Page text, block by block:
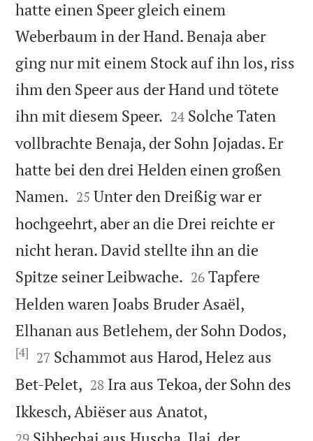
hatte einen Speer gleich einem
Weberbaum in der Hand. Benaja aber
ging nur mit einem Stock auf ihn los, riss
ihm den Speer aus der Hand und tötete
ihn mit diesem Speer. 

24 Solche Taten
vollbrachte Benaja, der Sohn Jojadas. Er
hatte bei den drei Helden einen großen
Namen. 

25 Unter den Dreißig war er
hochgeehrt, aber an die Drei reichte er
nicht heran. David stellte ihn an die
Spitze seiner Leibwache. 

26 Tapfere
Helden waren Joabs Bruder Asaël,
Elhanan aus Betlehem, der Sohn Dodos,
[4] 

27 Schammot aus Harod, Helez aus
Bet-Pelet, 

28 Ira aus Tekoa, der Sohn des
Ikkesch, Abiëser aus Anatot,